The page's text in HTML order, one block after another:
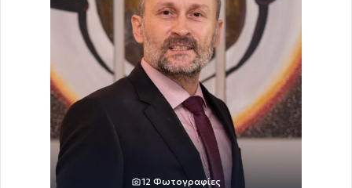
12 Φωτογραφίες